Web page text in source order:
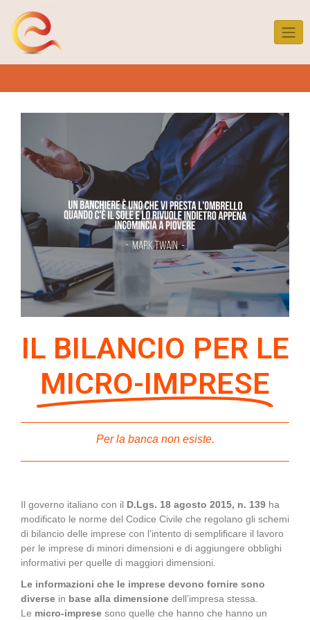
IL BILANCIO PER LE
MICRO-IMPRESE
Per la banca non esiste.
Il governo italiano con il D.Lgs. 18 agosto 2015, n. 139 ha
modificato le norme del Codice Civile che regolano gli schemi
di bilancio delle imprese con l’intento di semplificare il lavoro
per le imprese di minori dimensioni e di aggiungere obblighi
informativi per quelle di maggiori dimensioni.
Le informazioni che le imprese devono fornire sono
diverse in base alla dimensione dell’impresa stessa.
Le micro-imprese sono quelle che hanno che hanno un